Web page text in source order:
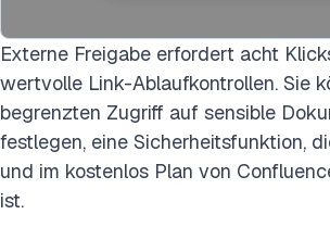
Externe Freigabe erfordert acht
wertvolle Link-Ablaufkontrollen. Sie
begrenzten Zugriff auf sensible
festlegen, eine Sicherheitsfunktion,
und im kostenlos Plan von
ist.